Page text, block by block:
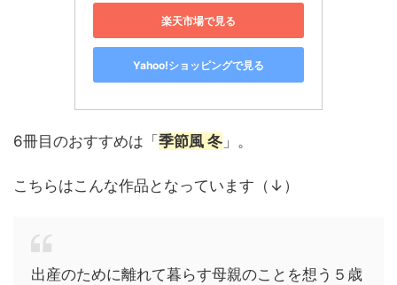
楽天市場で見る
Yahoo!ショッピングで見る
6冊目のおすすめは「 季節風 冬 」。
こちらはこんな作品となっています（↓）
出産のために離れて暮らす母親のことを想う５歳